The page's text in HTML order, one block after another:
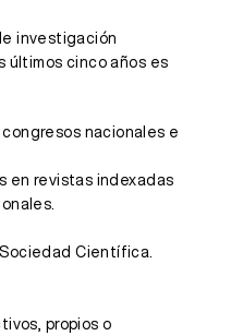
investigación
últimos cinco años es
nacionales e
en revistas indexadas
Científica.
propios o